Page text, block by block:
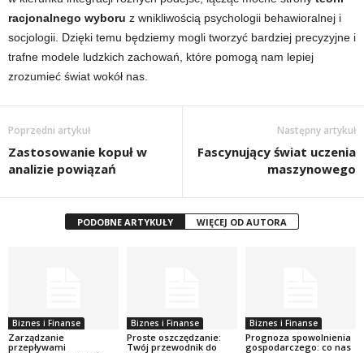
racjonalnego wyboru z wnikliwością psychologii behawioralnej i
socjologii. Dzięki temu będziemy mogli tworzyć bardziej precyzyjne i
trafne modele ludzkich zachowań, które pomogą nam lepiej
zrozumieć świat wokół nas.
Poprzedni artykuł
Zastosowanie kopuł w
analizie powiązań
Następny artykuł
Fascynujący świat uczenia
maszynowego
PODOBNE ARTYKUŁY WIĘCEJ OD AUTORA
Biznes i Finanse
Zarządzanie
przepływami
Biznes i Finanse
Proste oszczędzanie:
Twój przewodnik do
Biznes i Finanse
Prognoza spowolnienia
gospodarczego: co nas